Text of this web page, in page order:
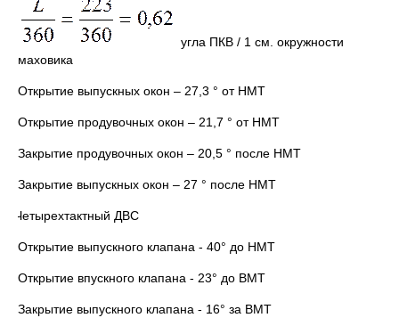
угла ПКВ / 1 см. окружности
маховика
Открытие выпускных окон – 27,3 ° от НМТ
Открытие продувочных окон – 21,7 ° от НМТ
Закрытие продувочных окон – 20,5 ° после НМТ
Закрытие выпускных окон – 27 ° после НМТ
Четырехтактный ДВС
Открытие выпускного клапана - 40° до НМТ
Открытие впускного клапана - 23° до ВМТ
Закрытие выпускного клапана - 16° за ВМТ